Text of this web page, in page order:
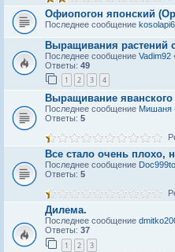
Офиопогон японский
Последнее сообщение
Выращивания растений
Последнее сообщение Vadim92
Ответы: 49
1 2 3 4
Выращивание
Последнее сообщение Мишаня
Ответы: 5
Все стало очень плохо,
Последнее сообщение
Ответы: 5
Дилема.
Последнее сообщение
Ответы: 37
1 2 3